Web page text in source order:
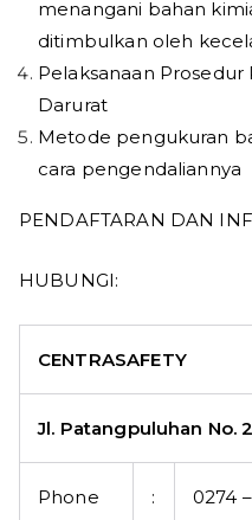
menangani bahan
ditimbulkan oleh
Pelaksanaan
Darurat
Metode pengukuran
cara pengendaliannya
PENDAFTARAN DAN
HUBUNGI:
CENTRASAFETY
Jl. Patangpuluhan No.
Phone : 0274